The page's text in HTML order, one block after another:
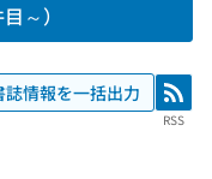
～）
誌情報を一括出力 RSS
RSS